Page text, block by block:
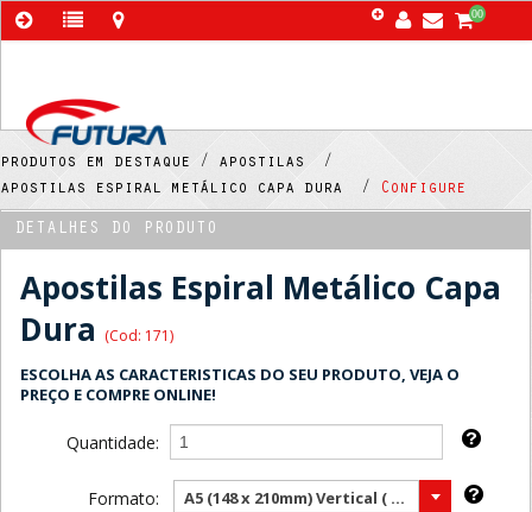
00
produtos em destaque / apostilas /
apostilas espiral metálico capa dura /
Configure
DETALHES DO PRODUTO
Apostilas Espiral Metálico Capa
Dura (Cod: 171)
ESCOLHA AS CARACTERISTICAS DO SEU PRODUTO, VEJA O
PREÇO E COMPRE ONLINE!
Quantidade:
Formato: A5 (148 x 210mm) Vertical ( Mais vendido )